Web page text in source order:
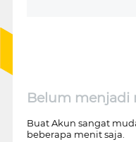
Belum menjadi
Buat Akun sangat
beberapa menit saja.